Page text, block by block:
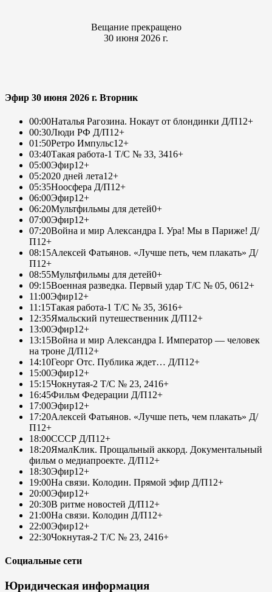
Вещание прекращено
30 июня 2026 г.
Эфир 30 июня 2026 г. Вторник
00:00Наталья Рагозина. Нокаут от блондинки Д/П12+
00:30Люди РФ Д/П12+
01:50Ретро Импульс12+
03:40Такая работа-1 Т/С № 33, 3416+
05:00Эфир12+
05:2020 дней лета12+
05:35Ноосфера Д/П12+
06:00Эфир12+
06:20Мультфильмы для детей0+
07:00Эфир12+
07:20Война и мир Александра I. Ура! Мы в Париже! Д/
П12+
08:15Алексей Фатьянов. «Лучше петь, чем плакать» Д/
П12+
08:55Мультфильмы для детей0+
09:15Военная разведка. Первый удар Т/С № 05, 0612+
11:00Эфир12+
11:15Такая работа-1 Т/С № 35, 3616+
12:35Ямальский путешественник Д/П12+
13:00Эфир12+
13:15Война и мир Александра I. Император — человек
на троне Д/П12+
14:10Георг Отс. Публика ждет… Д/П12+
15:00Эфир12+
15:15Чокнутая-2 Т/С № 23, 2416+
16:45Фильм Федерации Д/П12+
17:00Эфир12+
17:20Алексей Фатьянов. «Лучше петь, чем плакать» Д/
П12+
18:00СССР Д/П12+
18:20ЯмалКлик. Прощальный аккорд. Документальный
фильм о медиапроекте. Д/П12+
18:30Эфир12+
19:00На связи. Колодин. Прямой эфир Д/П12+
20:00Эфир12+
20:30В ритме новостей Д/П12+
21:00На связи. Колодин Д/П12+
22:00Эфир12+
22:30Чокнутая-2 Т/С № 23, 2416+
Социальные сети
Юридическая информация